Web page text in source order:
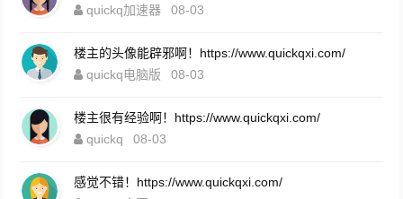
quickq加速器
08-03
楼主的头像能辟邪啊！https://www.quickqxi.com/
quickq电脑版
08-03
楼主很有经验啊！https://www.quickqxi.com/
quickq
08-03
感觉不错！https://www.quickqxi.com/